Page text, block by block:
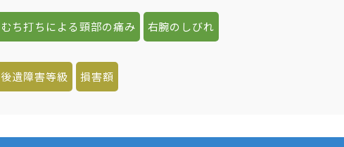
むち打ちによる頸部の痛み 右腕のしびれ
後遺障害等級 損害額